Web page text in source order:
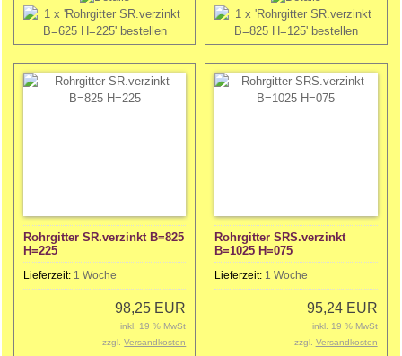
Rohrgitter SR.verzinkt B=825
H=225
Lieferzeit: 1 Woche
98,25 EUR
inkl. 19 % MwSt
zzgl.Versandkosten
Rohrgitter SRS.verzinkt
B=1025 H=075
Lieferzeit: 1 Woche
95,24 EUR
inkl. 19 % MwSt
zzgl. Versandkosten